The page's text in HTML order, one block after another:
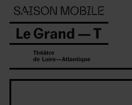
Panneau de gestion des cookies